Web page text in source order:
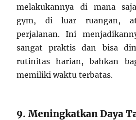
melakukannya di mana
gym, di luar ruangan,
perjalanan. Ini
sangat praktis dan bisa
rutinitas harian, bahkan
memiliki waktu terbatas.
9. Meningkatkan Daya